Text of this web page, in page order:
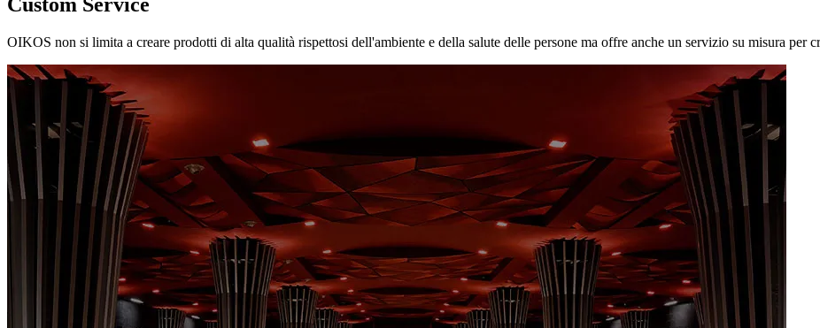
OIKOS non si limita a creare prodotti di alta qualità rispettosi dell'ambiente e della salute delle persone ma offre anche un servizio su misura per